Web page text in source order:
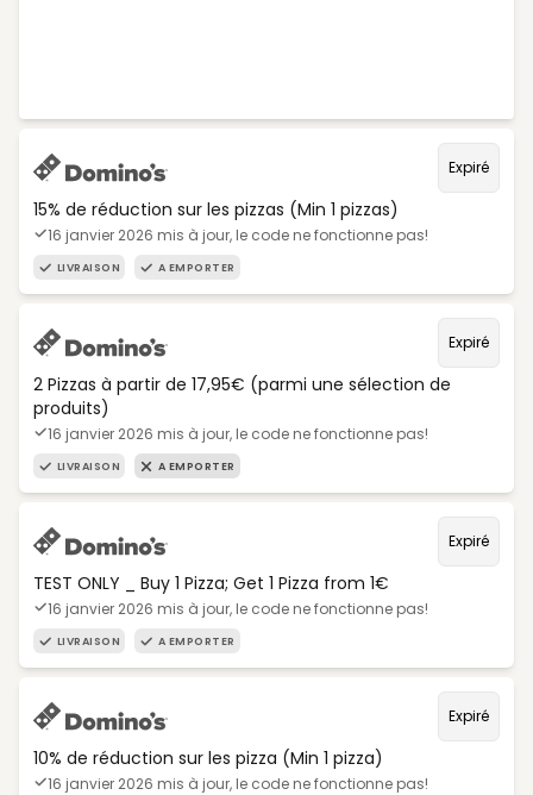
Expiré
15% de réduction sur les pizzas (Min 1 pizzas)
16 janvier 2026 mis à jour, le code ne fonctionne pas!
LIVRAISON A EMPORTER
Expiré
2 Pizzas à partir de 17,95€ (parmi une sélection de
produits)
16 janvier 2026 mis à jour, le code ne fonctionne pas!
LIVRAISON A EMPORTER
Expiré
TEST ONLY _ Buy 1 Pizza; Get 1 Pizza from 1€
16 janvier 2026 mis à jour, le code ne fonctionne pas!
LIVRAISON A EMPORTER
Expiré
10% de réduction sur les pizza (Min 1 pizza)
16 janvier 2026 mis à jour, le code ne fonctionne pas!